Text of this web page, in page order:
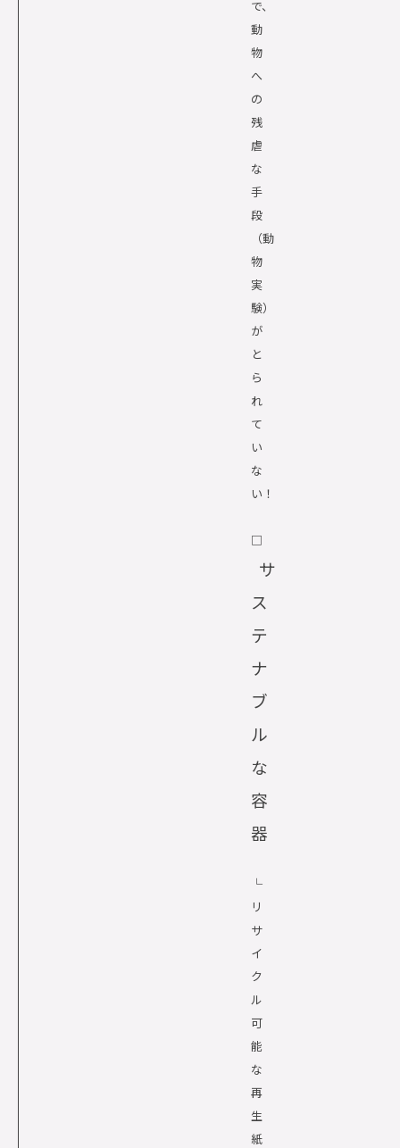
で、
動
物
へ
の
残
虐
な
手
段
（動
物
実
験）
が
と
ら
れ
て
い
な
い！
□
サ
ス
テ
ナ
ブ
ル
な
容
器
└
リ
サ
イ
ク
ル
可
能
な
再
生
紙